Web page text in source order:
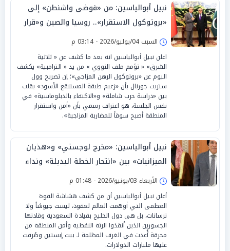
نبيل أبوالياسين: من «فوضى واشنطن» إلى
«بروتوكول الاستقرار».. روسيا والصين و«قرار
السيادة» بـ«تصفير القواعد»
السبت 04/يوليو/2026 - 03:14 م
اعلن نبيل أبوالياسين انه بعد ما كشف عن « ثلاثية
الشرق» « تؤمم ملف النووي » من يد « الترامبية» يكشف
اليوم عن «بروتوكول الرهن المزاجي»؛ إن تصريح وول
ستريت جورنال بأن «زعيم طبقة المستنقع الأسود» يقلب
بين «دراسة حرب شاملة» و«الاكتفاء بالدبلوماسية» في
نفس الجلسة، هو اعتراف رسمي بأن «أمن واستقرار
المنطقة أصبح سوقاً للمضاربة المزاجية».
نبيل أبوالياسين: «مخرج لوجستي» و«هذيان
الميزانيات» بين «انتحار الخطة البديلة» ونداء
السيادة لـ«الرياض»
الأربعاء 03/يونيو/2026 - 01:48 م
أعلن نبيل أبوالياسين أن من كشف هشاشة القوة
العظمى التي أوهمت العالم لعقود، ليست جيوشاً ولا
ترسانات، بل هي دول الخليج بقيادة السعودية وقادتها
الجسورين الذين أنقذوا الرئة النفطية وأمن المنطقة من
محرقة أُعدت في الغرف المظلمة لـ بيت إبستين وصُرفت
عليها مليارات الدولارات.